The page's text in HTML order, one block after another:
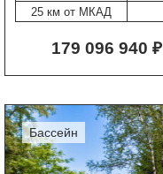
25 км от МКАД
179 096 940 ₽
бассейн